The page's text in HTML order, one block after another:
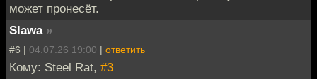
может пронесёт.
Slawa »
#6 | 04.07.26 19:00 | ответить
Кому: Steel Rat, #3